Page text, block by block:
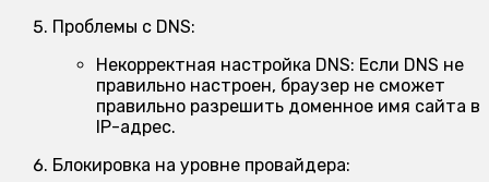
Проблемы с DNS:
Некорректная настройка DNS: Если DNS не
правильно настроен, браузер не сможет
правильно разрешить доменное имя сайта в
IP-адрес.
Блокировка на уровне провайдера: